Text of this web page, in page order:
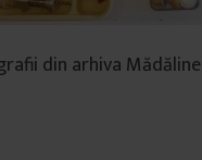
din arhiva